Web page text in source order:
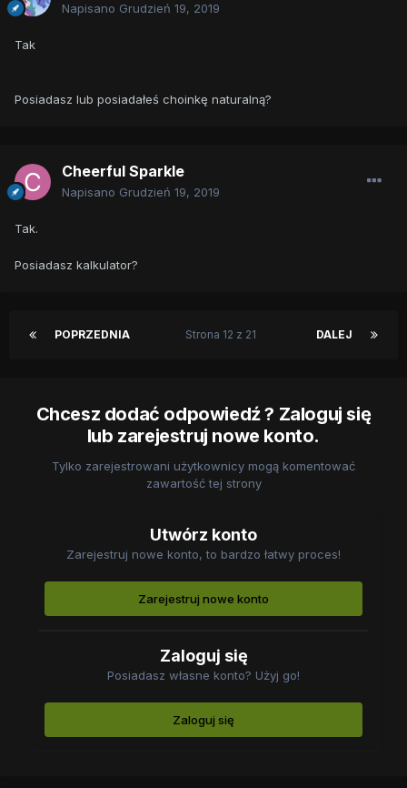
Napisano Grudzień 19, 2019
Tak
Posiadasz lub posiadałeś choinkę naturalną?
Cheerful Sparkle
Napisano Grudzień 19, 2019
Tak.
Posiadasz kalkulator?
POPRZEDNIA DALEJ
Strona 12 z 21
Chcesz dodać odpowiedź ? Zaloguj się
lub zarejestruj nowe konto.
Tylko zarejestrowani użytkownicy mogą komentować
zawartość tej strony
Utwórz konto
Zarejestruj nowe konto, to bardzo łatwy proces!
Zarejestruj nowe konto
Zaloguj się
Posiadasz własne konto? Użyj go!
Zaloguj się